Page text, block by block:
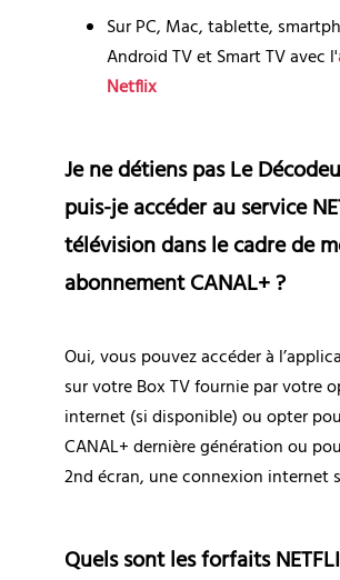
Sur PC, Mac, tablette,
Android TV et Smart TV avec l'
Netflix
Je ne détiens pas Le
puis-je accéder au service
télévision dans le cadre de
abonnement CANAL+ ?
Oui, vous pouvez accéder à
sur votre Box TV fournie par votre
internet (si disponible) ou opter
CANAL+ dernière génération ou
2nd écran, une connexion internet
Quels sont les forfaits